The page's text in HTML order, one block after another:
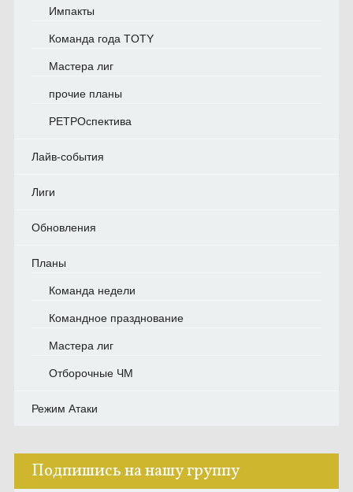
Импакты
Команда года TOTY
Мастера лиг
прочие планы
РЕТРОспектива
Лайв-события
Лиги
Обновления
Планы
Команда недели
Командное празднование
Мастера лиг
Отборочные ЧМ
Режим Атаки
Подпишись на нашу группу